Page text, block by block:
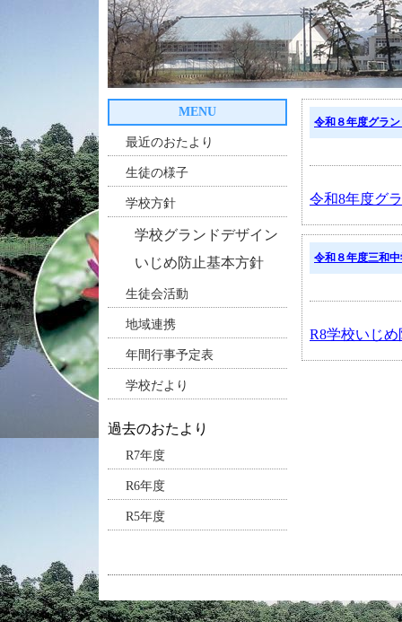
MENU
最近のおたより
生徒の様子
学校方針
学校グランドデザイン
いじめ防止基本方針
生徒会活動
地域連携
年間行事予定表
学校だより
過去のおたより
R7年度
R6年度
R5年度
令和８年度グラ
令和8年度グ
令和８年度三和
R8学校いじ